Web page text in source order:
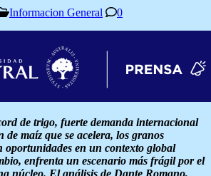
Informacion General 0
de trigo, fuerte demanda internacional
maíz que se acelera, los granos
oportunidades en un contexto global
enfrenta un escenario más frágil por el
núcleo. El análisis de Dante Romano,